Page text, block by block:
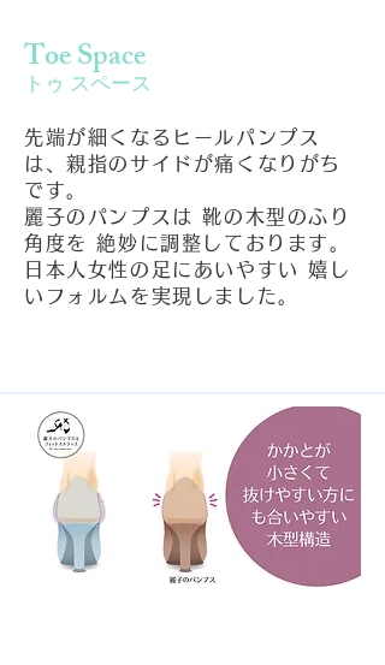
Toe Space
トゥ スペース
先端が細くなるヒールパンプス
は、親指のサイドが痛くなりがち
です。
麗子のパンプスは 靴の木型のふり
角度を 絶妙に調整しております。
日本人女性の足にあいやすい 嬉し
いフォルムを実現しました。